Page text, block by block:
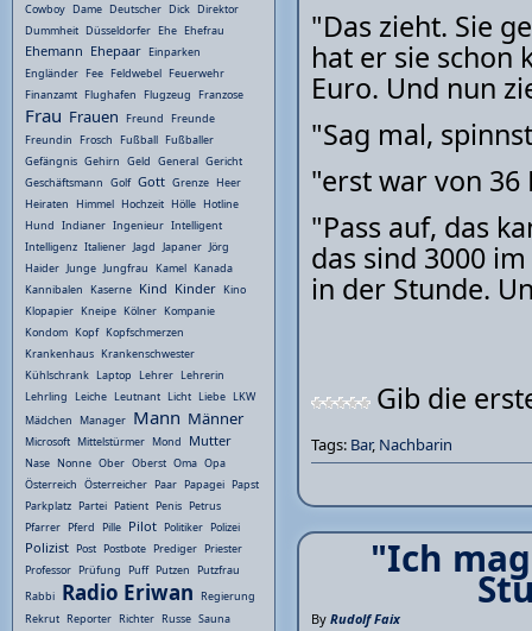
"Das zieht. Sie
hat er sie schon
Euro. Und nun
"Sag mal,
"erst war von 36
"Pass auf, das
das sind 3000
in der Stunde.
Gib die
Tags: Bar, Nachbarin
"Ich
By Rudolf Faix
Cowboy Dame Deutscher Dick Direktor
Dummheit Düsseldorfer Ehe Ehefrau
Ehemann Ehepaar Einparken
Engländer Fee Feldwebel Feuerwehr
Finanzamt Flughafen Flugzeug Franzose
Frau Frauen Freund Freunde
Freundin Frosch Fußball Fußballer
Gefängnis Gehirn Geld General Gericht
Geschäftsmann Golf Gott Grenze Heer
Heiraten Himmel Hochzeit Hölle Hotline
Hund Indianer Ingenieur Intelligent
Intelligenz Italiener Jagd Japaner Jörg
Haider Junge Jungfrau Kamel Kanada
Kannibalen Kaserne Kind Kinder Kino
Klopapier Kneipe Kölner Kompanie
Kondom Kopf Kopfschmerzen
Krankenhaus Krankenschwester
Kühlschrank Laptop Lehrer Lehrerin
Lehrling Leiche Leutnant Licht Liebe LKW
Mädchen Manager Mann Männer
Microsoft Mittelstürmer Mond Mutter
Nase Nonne Ober Oberst Oma Opa
Österreich Österreicher Paar Papagei Papst
Parkplatz Partei Patient Penis Petrus
Pfarrer Pferd Pille Pilot Politiker Polizei
Polizist Post Postbote Prediger Priester
Professor Prüfung Puff Putzen Putzfrau
Rabbi Radio Eriwan Regierung
Rekrut Reporter Richter Russe Sauna